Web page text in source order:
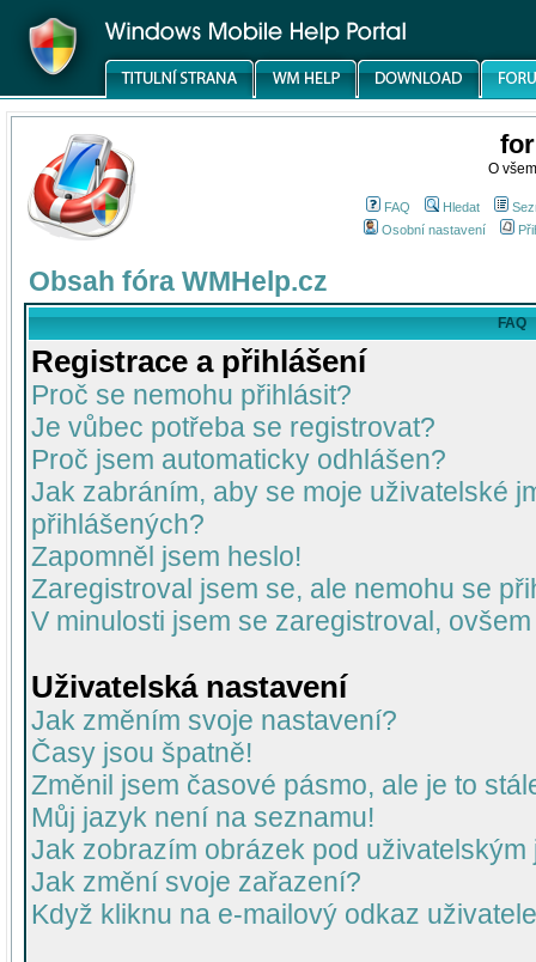
O
FAQ Hledat
Osobní nastavení
Obsah fóra WMHelp.cz
FAQ
Registrace a přihlášení
Proč se nemohu přihlásit?
Je vůbec potřeba se registrovat?
Proč jsem automaticky odhlášen?
Jak zabráním, aby se moje uživatelské
přihlášených?
Zapomněl jsem heslo!
Zaregistroval jsem se, ale nemohu se
V minulosti jsem se zaregistroval,
Uživatelská nastavení
Jak změním svoje nastavení?
Časy jsou špatně!
Změnil jsem časové pásmo, ale je to
Můj jazyk není na seznamu!
Jak zobrazím obrázek pod uživatelským
Jak změní svoje zařazení?
Když kliknu na e-mailový odkaz